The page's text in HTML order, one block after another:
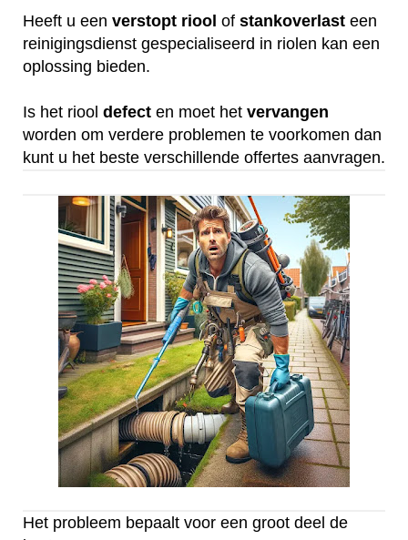
Heeft u een verstopt riool of stankoverlast een
reinigingsdienst gespecialiseerd in riolen kan een
oplossing bieden.
Is het riool defect en moet het vervangen
worden om verdere problemen te voorkomen dan
kunt u het beste verschillende offertes aanvragen.
Het probleem bepaalt voor een groot deel de